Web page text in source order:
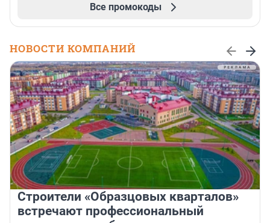
Все промокоды
НОВОСТИ КОМПАНИЙ
Строители «Образцовых кварталов»
встречают профессиональный